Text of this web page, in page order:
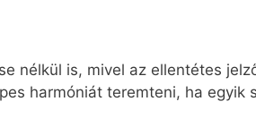
nélkül is, mivel az ellentétes
harmóniát teremteni, ha